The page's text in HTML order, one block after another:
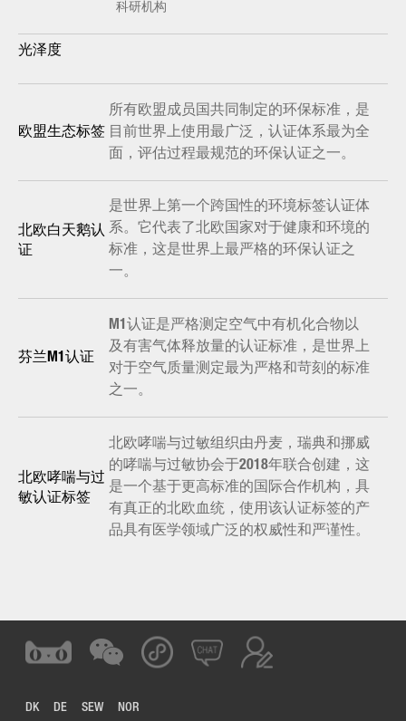
科研机构
光泽度
欧盟生态标签
所有欧盟成员国共同制定的环保标准，是
目前世界上使用最广泛，认证体系最为全
面，评估过程最规范的环保认证之一。
北欧白天鹅认
证
是世界上第一个跨国性的环境标签认证体
系。它代表了北欧国家对于健康和环境的
标准，这是世界上最严格的环保认证之
一。
芬兰M1认证
M1认证是严格测定空气中有机化合物以
及有害气体释放量的认证标准，是世界上
对于空气质量测定最为严格和苛刻的标准
之一。
北欧哮喘与过
敏认证标签
北欧哮喘与过敏组织由丹麦，瑞典和挪威
的哮喘与过敏协会于2018年联合创建，这
是一个基于更高标准的国际合作机构，具
有真正的北欧血统，使用该认证标签的产
品具有医学领域广泛的权威性和严谨性。
DK DE SEW NOR